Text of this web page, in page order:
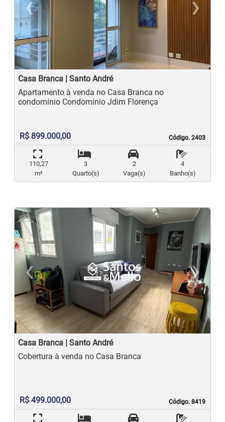
Previous
Casa Branca | Santo André
Código. 2403
Código. 2403
Apartamento à venda no Casa Branca no
condomínio Condomínio Jdim Florença
R$ 899.000,00
110,27
m²
3
Quarto(s)
2
Vaga(s)
4
Banho(s)
‹
Previous
›
Casa Branca | Santo André
Código. 8419
Código. 8419
Cobertura à venda no Casa Branca
R$ 499.000,00